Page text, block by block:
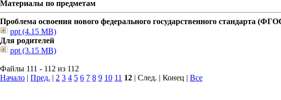
Материалы по предметам
Проблема освоения нового федерального государственного стандарта
ppt (4.15 MB)
Для родителей
ppt (3.15 MB)
Файлы 111 - 112 из 112
Начало | Пред. | 2 3 4 5 6 7 8 9 10 11 12 | След. | Конец | Все